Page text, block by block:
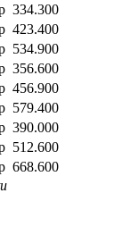
334.300
423.400
534.900
356.600
456.900
579.400
390.000
512.600
668.600